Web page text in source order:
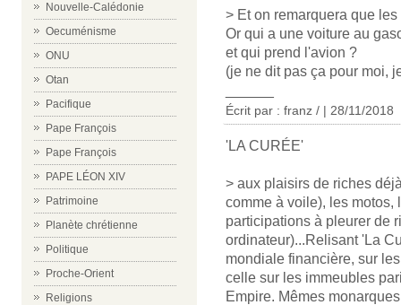
Nouvelle-Calédonie
Oecuménisme
ONU
Otan
Pacifique
Pape François
Pape François
PAPE LÉON XIV
Patrimoine
Planète chrétienne
Politique
Proche-Orient
Religions
> Et on remarquera que
Or qui a une voiture au
et qui prend l'avion ?
(je ne dit pas ça pour moi,
Écrit par : franz / | 28/11/2018
'LA CURÉE'
> aux plaisirs de riches
comme à voile), les motos,
participations à pleurer de
ordinateur)...Relisant 'La
mondiale financière, sur
celle sur les immeubles
Empire. Mêmes